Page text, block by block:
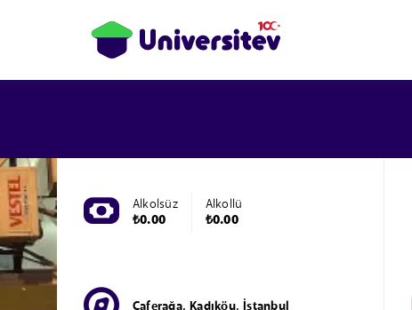
Alkolsüz
₺0.00
Alkollü
₺0.00
Caferağa, Kadıköy, İstanbul